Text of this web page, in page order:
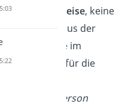
ist eine
Reise, keine
Lerne aus der
lebe im
und plane für die
Waldo Emerson